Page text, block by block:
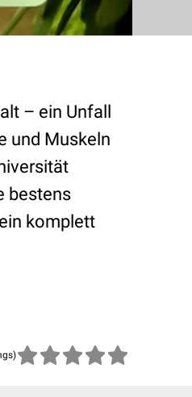
– ein Unfall
und Muskeln
bestens
komplett